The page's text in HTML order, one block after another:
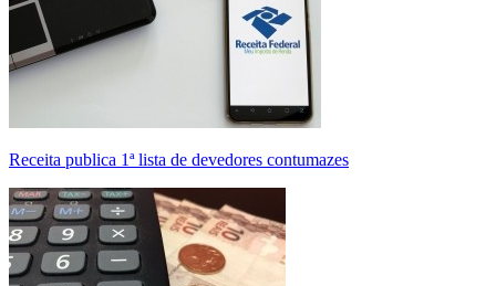
Receita publica 1ª lista de devedores contumazes